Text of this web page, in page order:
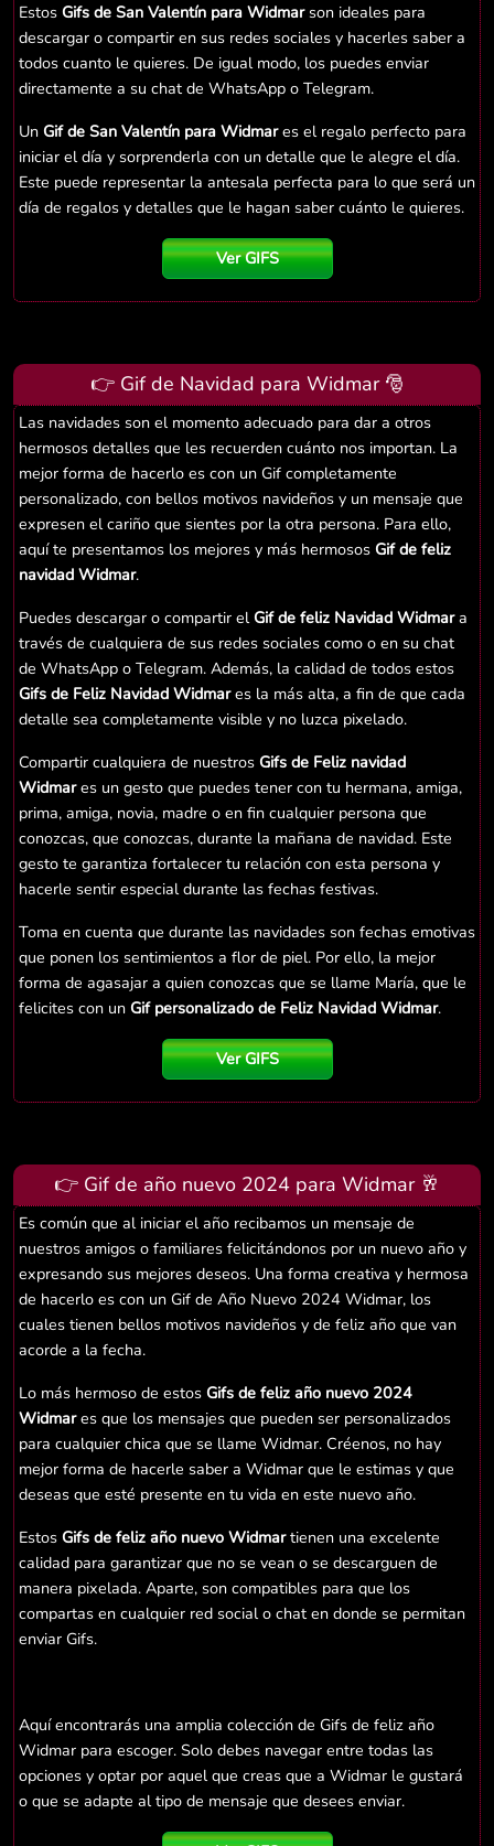
Estos Gifs de San Valentín para Widmarson ideales para
descargar o compartir en sus redes sociales y hacerles saber a
todos cuanto le quieres. De igual modo, los puedes enviar
directamente a su chat de WhatsApp o Telegram.
Un Gif de San Valentín para Widmares el regalo perfecto para
iniciar el día y sorprenderla con un detalle que le alegre el día.
Este puede representar la antesala perfecta para lo que será un
día de regalos y detalles que le hagan saber cuánto le quieres.
Ver GIFS
👉 Gif de Navidad para Widmar 🎅
Las navidades son el momento adecuado para dar a otros
hermosos detalles que les recuerden cuánto nos importan. La
mejor forma de hacerlo es con un Gif completamente
personalizado, con bellos motivos navideños y un mensaje que
expresen el cariño que sientes por la otra persona. Para ello,
aquí te presentamos los mejores y más hermosos Gif de feliz
navidad Widmar.
Puedes descargar o compartir elGif de feliz Navidad Widmara
través de cualquiera de sus redes sociales como o en su chat
de WhatsApp o Telegram. Además, la calidad de todos estos
Gifs de Feliz Navidad Widmares la más alta, a fin de que cada
detalle sea completamente visible y no luzca pixelado.
Compartir cualquiera de nuestros Gifs de Feliz navidad
Widmares un gesto que puedes tener con tu hermana, amiga,
prima, amiga, novia, madre o en fin cualquier persona que
conozcas, que conozcas, durante la mañana de navidad. Este
gesto te garantiza fortalecer tu relación con esta persona y
hacerle sentir especial durante las fechas festivas.
Toma en cuenta que durante las navidades son fechas emotivas
que ponen los sentimientos a flor de piel. Por ello, la mejor
forma de agasajar a quien conozcas que se llame María, que le
felicites con un Gif personalizado de Feliz Navidad Widmar.
Ver GIFS
👉 Gif de año nuevo 2024 para Widmar 🥂
Es común que al iniciar el año recibamos un mensaje de
nuestros amigos o familiares felicitándonos por un nuevo año y
expresando sus mejores deseos. Una forma creativa y hermosa
de hacerlo es con un Gif de Año Nuevo 2024 Widmar, los
cuales tienen bellos motivos navideños y de feliz año que van
acorde a la fecha.
Lo más hermoso de estos Gifs de feliz año nuevo 2024
Widmares que los mensajes que pueden ser personalizados
para cualquier chica que se llame Widmar. Créenos, no hay
mejor forma de hacerle saber a Widmar que le estimas y que
deseas que esté presente en tu vida en este nuevo año.
Estos Gifs de feliz año nuevo Widmartienen una excelente
calidad para garantizar que no se vean o se descarguen de
manera pixelada. Aparte, son compatibles para que los
compartas en cualquier red social o chat en donde se permitan
enviar Gifs.
Aquí encontrarás una amplia colección de Gifs de feliz año
Widmar para escoger. Solo debes navegar entre todas las
opciones y optar por aquel que creas que a Widmar le gustará
o que se adapte al tipo de mensaje que desees enviar.